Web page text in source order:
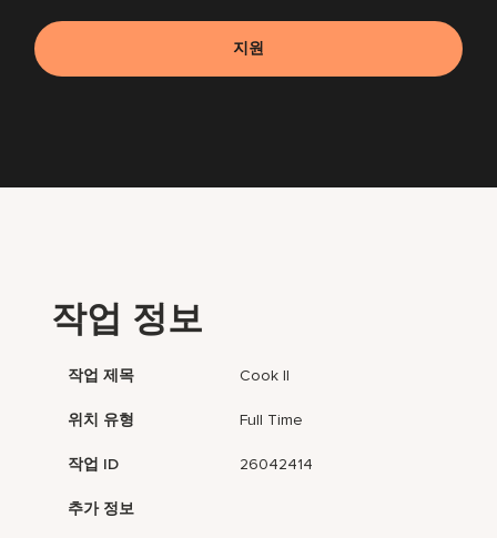
지원
작업 정보
작업 제목 Cook II
위치 유형 Full Time
작업 ID 26042414
추가 정보